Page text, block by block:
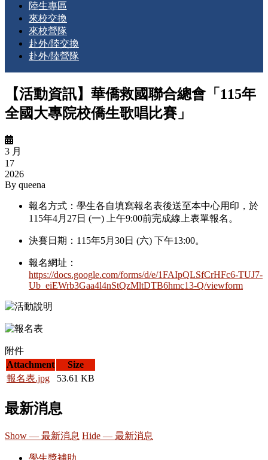
陸生專區
來校交換
來校營隊
赴外/陸交換
赴外/陸營隊
【活動資訊】華僑救國聯合總會「115年
全國大專院校僑生歌唱比賽」
3 月
17
2026
By queena
報名方式：學生各自填寫報名表後送至本中心用印，於
115年4月27日 (一) 上午9:00前完成線上表單報名。
決賽日期：115年5月30日 (六) 下午13:00。
報名網址：
https://docs.google.com/forms/d/e/1FAIpQLSfCrHFc6-TUJ7-
Ub_eiEWrb3Gaa4l4nStQzMltDTB6hmc13-Q/viewform
附件
Attachment
Size
報名表.jpg
53.61 KB
最新消息
Show — 最新消息 Hide — 最新消息
學生獎補助